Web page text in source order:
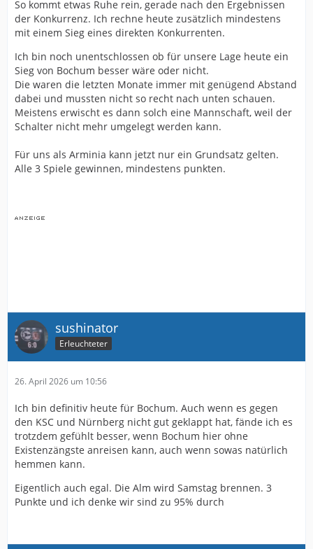
So kommt etwas Ruhe rein, gerade nach den Ergebnissen
der Konkurrenz. Ich rechne heute zusätzlich mindestens
mit einem Sieg eines direkten Konkurrenten.
Ich bin noch unentschlossen ob für unsere Lage heute ein
Sieg von Bochum besser wäre oder nicht.
Die waren die letzten Monate immer mit genügend Abstand
dabei und mussten nicht so recht nach unten schauen.
Meistens erwischt es dann solch eine Mannschaft, weil der
Schalter nicht mehr umgelegt werden kann.
Für uns als Arminia kann jetzt nur ein Grundsatz gelten.
Alle 3 Spiele gewinnen, mindestens punkten.
sushinator
Erleuchteter
26. April 2026 um 10:56
Ich bin definitiv heute für Bochum. Auch wenn es gegen
den KSC und Nürnberg nicht gut geklappt hat, fände ich es
trotzdem gefühlt besser, wenn Bochum hier ohne
Existenzängste anreisen kann, auch wenn sowas natürlich
hemmen kann.
Eigentlich auch egal. Die Alm wird Samstag brennen. 3
Punkte und ich denke wir sind zu 95% durch